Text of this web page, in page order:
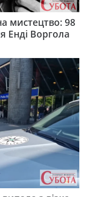
мистецтво: 98
Енді Воргола